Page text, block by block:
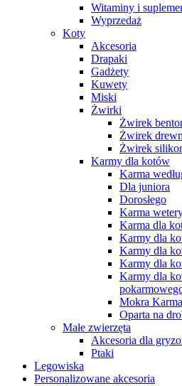
Witaminy i
Wyprzedaż
Koty
Akcesoria
Drapaki
Gadżety
Kuwety
Miski
Żwirki
Żwirek
Żwirek
Żwirek
Karmy dla kotów
Karma
Dla juniora
Dorosłego
Karma
Karma dla
Karmy dla
Karmy dla
Karmy dla
Karmy dla
Mokra Karma
Oparta na
Małe zwierzęta
Akcesoria dla
Ptaki
Legowiska
Personalizowane akcesoria